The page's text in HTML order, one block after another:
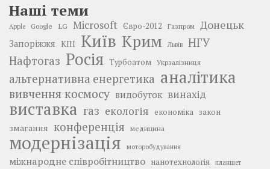
Наші теми
Apple Google LG Microsoft Євро-2012 Газпром Донецьк
Запоріжжя КПІ Київ Крим Львів
НГУ
Нафтогаз Росія Турбоатом Укрзалізниця
альтернативна енергетика аналітика
вивчення космосу видобуток винахід
виставка газ екологія економіка закон
змагання конференція медицина
модернізація моторобудування
міжнародне співробітництво нанотехнологія планшет